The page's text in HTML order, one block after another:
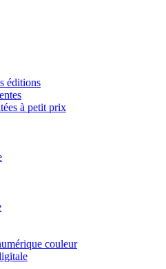
éditions
à petit prix
couleur